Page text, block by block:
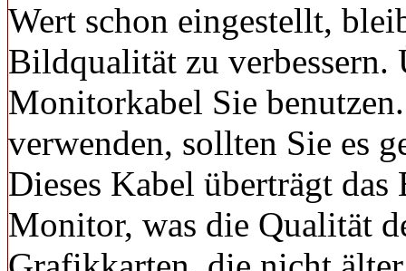
Wert schon eingestellt,
Bildqualität zu
Monitorkabel Sie
verwenden, sollten Sie es
Dieses Kabel überträgt
Monitor, was die Qualität